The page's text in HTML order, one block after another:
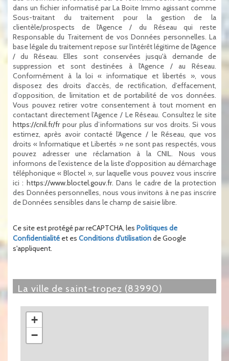
dans un fichier informatisé par La Boite Immo agissant comme
Sous-traitant du traitement pour la gestion de la
clientèle/prospects de l'Agence / du Réseau qui reste
Responsable du Traitement de vos Données personnelles. La
base légale du traitement repose sur l'intérêt légitime de l'Agence
/ du Réseau. Elles sont conservées jusqu'à demande de
suppression et sont destinées à l'Agence / au Réseau.
Conformément à la loi « informatique et libertés », vous
disposez des droits d’accès, de rectification, d’effacement,
d’opposition, de limitation et de portabilité de vos données.
Vous pouvez retirer votre consentement à tout moment en
contactant directement l’Agence / Le Réseau. Consultez le site
https://cnil.fr/frpour plus d’informations sur vos droits. Si vous
estimez, après avoir contacté l'Agence / le Réseau, que vos
droits « Informatique et Libertés » ne sont pas respectés, vous
pouvez adresser une réclamation à la CNIL. Nous vous
informons de l’existence de la liste d'opposition au démarchage
téléphonique « Bloctel », sur laquelle vous pouvez vous inscrire
ici : https://www.bloctel.gouv.fr. Dans le cadre de la protection
des Données personnelles, nous vous invitons à ne pas inscrire
de Données sensibles dans le champ de saisie libre.
Ce site est protégé par reCAPTCHA, les Politiques de
Confidentialité et es Conditions d'utilisationde Google
s'appliquent.
la ville de saint-tropez (83990)
+
−